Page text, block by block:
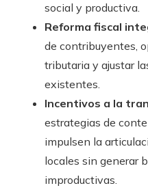
social y productiva.
Reforma fiscal
de contribuyentes,
tributaria y ajustar
existentes.
Incentivos a la
estrategias de
impulsen la
locales sin generar
improductivas.